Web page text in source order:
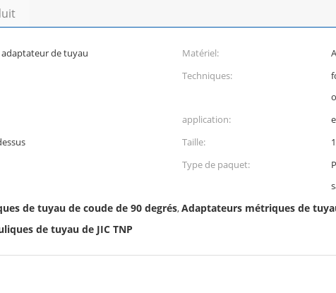
de tuyau Matériel:
Techniques:
application:
Taille:
Type de paquet:
de tuyau de coude de 90 degrés,Adaptateurs métriques de
de tuyau de JIC TNP